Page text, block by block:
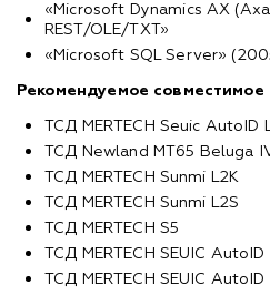
«Microsoft Dynamics AX
REST/OLE/TXT»
«Microsoft SQL Server»
Рекомендуемое совместимое
ТСД MERTECH Seuic AutoID
ТСД Newland MT65 Beluga
ТСД MERTECH Sunmi L2K
ТСД MERTECH Sunmi L2S
ТСД MERTECH S5
ТСД MERTECH SEUIC AutoID
ТСД MERTECH SEUIC AutoID